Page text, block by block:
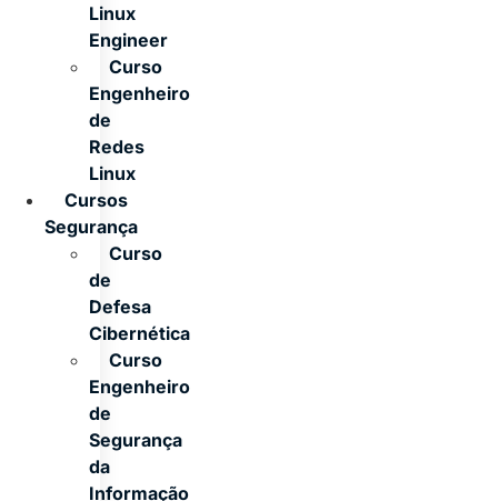
Linux
Engineer
Curso
Engenheiro
de
Redes
Linux
Cursos
Segurança
Curso
de
Defesa
Cibernética
Curso
Engenheiro
de
Segurança
da
Informação